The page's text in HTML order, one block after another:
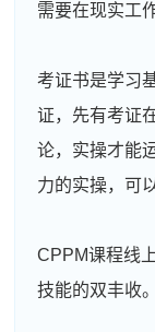
需要在现实工
考证书是学习
证，先有考证
论，实操才能
力的实操，可
CPPM课程线
技能的双丰收。